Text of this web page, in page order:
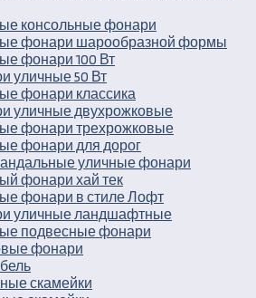
консольные фонари
фонари шарообразной формы
фонари 100 Вт
уличные 50 Вт
фонари классика
уличные двухрожковые
фонари трехрожковые
фонари для дорог
уличные фонари
фонари хай тек
фонари в стиле Лофт
уличные ландшафтные
подвесные фонари
фонари
скамейки